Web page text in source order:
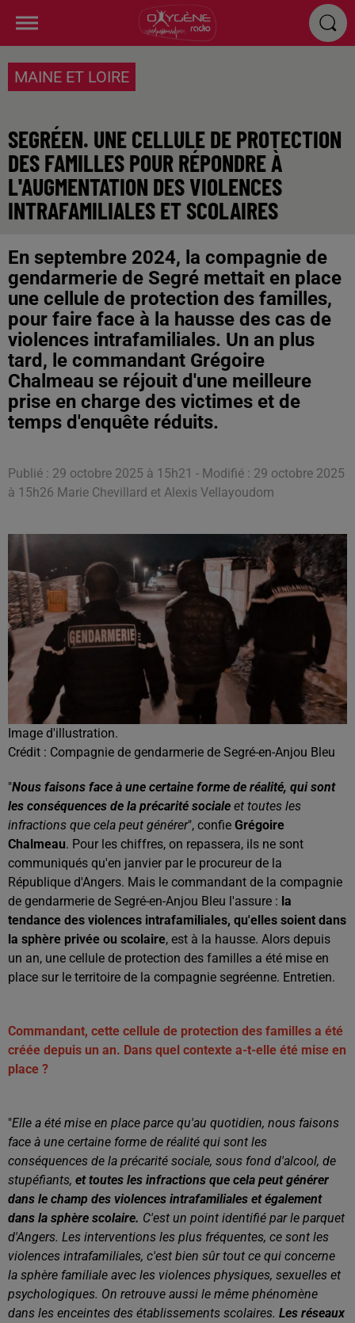
MAINE ET LOIRE
SEGRÉEN. UNE CELLULE DE PROTECTION
DES FAMILLES POUR RÉPONDRE À
L'AUGMENTATION DES VIOLENCES
INTRAFAMILIALES ET SCOLAIRES
En septembre 2024, la compagnie de
gendarmerie de Segré mettait en place
une cellule de protection des familles,
pour faire face à la hausse des cas de
violences intrafamiliales. Un an plus
tard, le commandant Grégoire
Chalmeau se réjouit d'une meilleure
prise en charge des victimes et de
temps d'enquête réduits.
Publié : 29 octobre 2025 à 15h21 - Modifié : 29 octobre 2025
à 15h26 Marie Chevillard et Alexis Vellayoudom
Image d'illustration.
Crédit : Compagnie de gendarmerie de Segré-en-Anjou Bleu
"Nous faisons face à une certaine forme de réalité, qui sont
les conséquences de la précarité sociale et toutes les
infractions que cela peut générer", confie Grégoire
Chalmeau. Pour les chiffres, on repassera, ils ne sont
communiqués qu'en janvier par le procureur de la
République d'Angers. Mais le commandant de la compagnie
de gendarmerie de Segré-en-Anjou Bleu l'assure : la
tendance des violences intrafamiliales, qu'elles soient dans
la sphère privée ou scolaire, est à la hausse. Alors depuis
un an, une cellule de protection des familles a été mise en
place sur le territoire de la compagnie segréenne. Entretien.
Commandant, cette cellule de protection des familles a été
créée depuis un an. Dans quel contexte a-t-elle été mise en
place ?
"Elle a été mise en place parce qu'au quotidien, nous faisons
face à une certaine forme de réalité qui sont les
conséquences de la précarité sociale, sous fond d'alcool, de
stupéfiants, et toutes les infractions que cela peut générer
dans le champ des violences intrafamiliales et également
dans la sphère scolaire. C'est un point identifié par le parquet
d'Angers. Les interventions les plus fréquentes, ce sont les
violences intrafamiliales, c'est bien sûr tout ce qui concerne
la sphère familiale avec les violences physiques, sexuelles et
psychologiques. On retrouve aussi le même phénomène
dans les enceintes des établissements scolaires. Les réseaux